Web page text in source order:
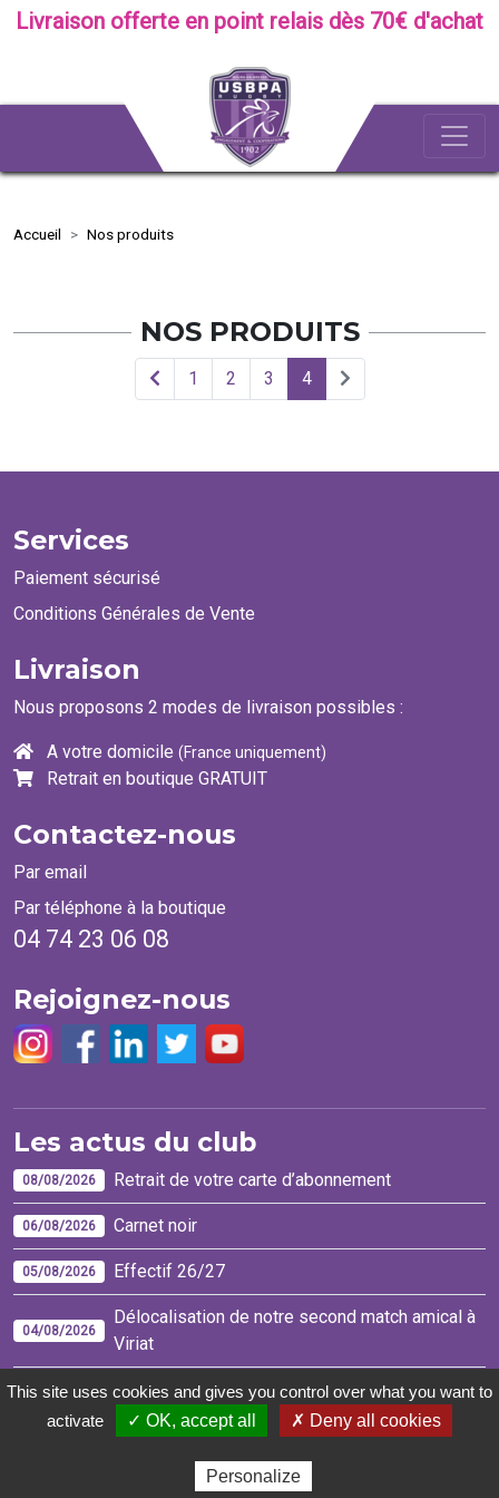
Livraison offerte en point relais dès 70€ d'achat
Accueil Nos produits
NOS PRODUITS
1 2 3 4
Services
Paiement sécurisé
Conditions Générales de Vente
Livraison
Nous proposons 2 modes de livraison possibles :
A votre domicile (France uniquement)
Retrait en boutique GRATUIT
Contactez-nous
Par email
Par téléphone à la boutique
04 74 23 06 08
Rejoignez-nous
Les actus du club
08/08/2026 Retrait de votre carte d’abonnement
06/08/2026 Carnet noir
05/08/2026 Effectif 26/27
04/08/2026
Délocalisation de notre second match amical à
Viriat
© 2021 USBPA Rugby-Cookies-Mentions légales
Une réalisationAb6net
This site uses cookies and gives you control over what you want to
activate
✓ OK, accept all ✗ Deny all cookies
Personalize